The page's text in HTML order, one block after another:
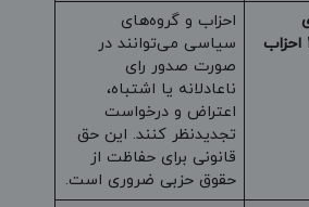
احزاب و گروه‌های
سیاسی می‌توانند در
صورت صدور رای
ناعادلانه یا اشتباه،
اعتراض و درخواست
تجدیدنظر کنند. این حق
قانونی برای حفاظت از
حقوق حزبی ضروری است.